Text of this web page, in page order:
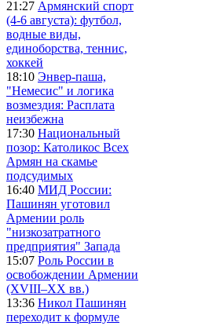
21:27 Армянский спорт
(4-6 августа): футбол,
водные виды,
единоборства, теннис,
хоккей
18:10 Энвер-паша,
"Немесис" и логика
возмездия: Расплата
неизбежна
17:30 Национальный
позор: Католикос Всех
Армян на скамье
подсудимых
16:40 МИД России:
Пашинян уготовил
Армении роль
"низкозатратного
предприятия" Запада
15:07 Роль России в
освобождении Армении
(XVIII–XX вв.)
13:36 Никол Пашинян
переходит к формуле